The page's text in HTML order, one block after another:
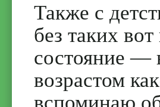
Также с
без таких
состояние —
возрастом